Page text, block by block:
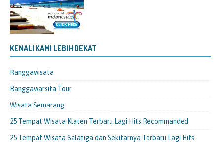
KENALI KAMI LEBIH DEKAT
Ranggawisata
Ranggawarsita Tour
Wisata Semarang
25 Tempat Wisata Klaten Terbaru Lagi Hits Recommanded
25 Tempat Wisata Salatiga dan Sekitarnya Terbaru Lagi Hits